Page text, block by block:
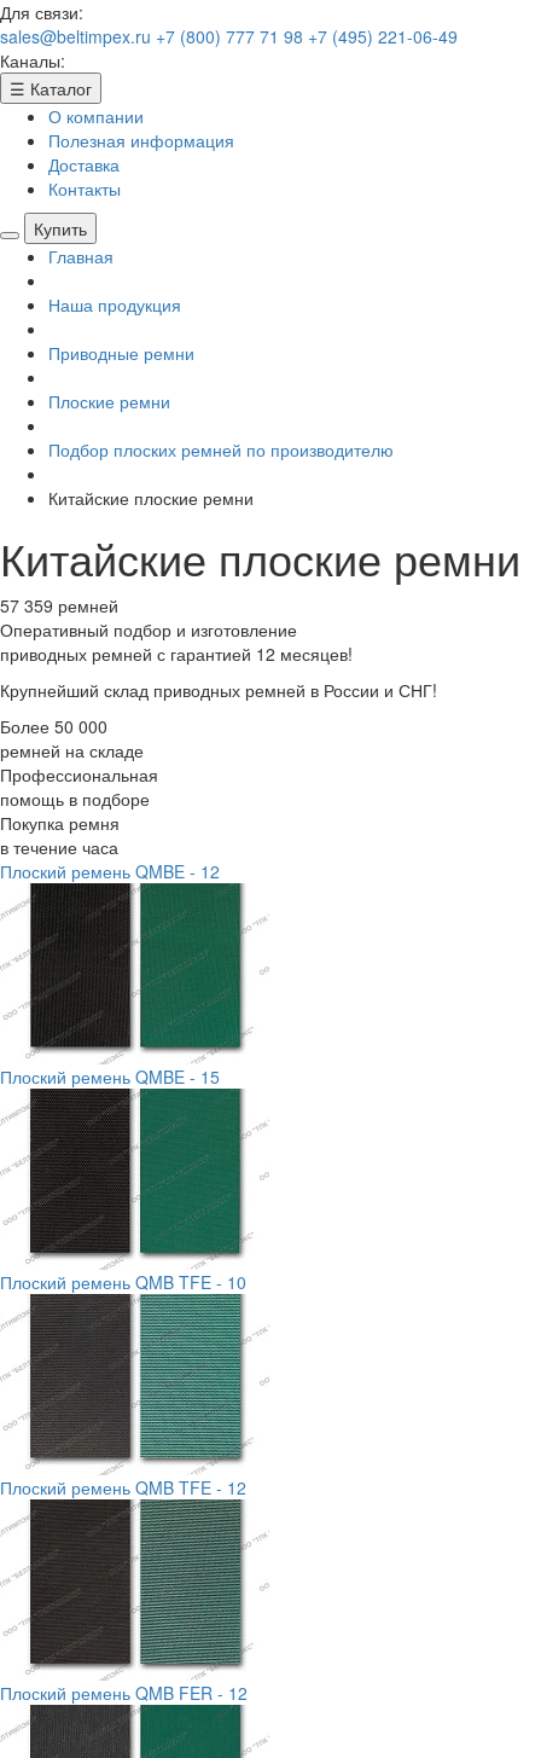
Для связи:
sales@beltimpex.ru +7 (800) 777 71 98 +7 (495) 221-06-49
Каналы:
☰ Каталог
О компании
Полезная информация
Доставка
Контакты
Купить
Главная
Наша продукция
Приводные ремни
Плоские ремни
Подбор плоских ремней по производителю
Китайские плоские ремни
Китайские плоские ремни
57 359 ремней
Оперативный подбор и изготовление
приводных ремней с гарантией 12 месяцев!
Крупнейший склад приводных ремней в России и СНГ!
Более 50 000
ремней на складе
Профессиональная
помощь в подборе
Покупка ремня
в течение часа
Плоский ремень QMBE - 12
Плоский ремень QMBE - 15
Плоский ремень QMB TFE - 10
Плоский ремень QMB TFE - 12
Плоский ремень QMB FER - 12